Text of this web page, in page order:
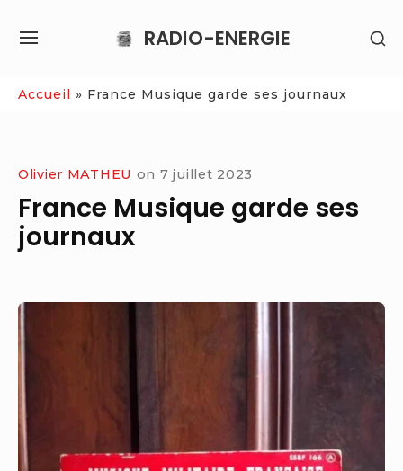
RADIO-ENERGIE
SITE
Accueil » France Musique garde ses journaux
Olivier MATHEU on 7 juillet 2023
France Musique garde ses
journaux